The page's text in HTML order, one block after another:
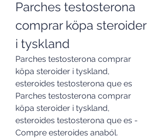
Parches testosterona
comprar köpa steroider
i tyskland
Parches testosterona comprar
köpa steroider i tyskland,
esteroides testosterona que es
Parches testosterona comprar
köpa steroider i tyskland,
esteroides testosterona que es -
Compre esteroides anaból.